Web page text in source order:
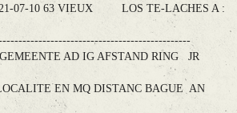
07-10 63 VIEUX LOS TE-LACHES A :
AD IG AFSTAND RING JR
EN MQ DISTANC BAGUE AN